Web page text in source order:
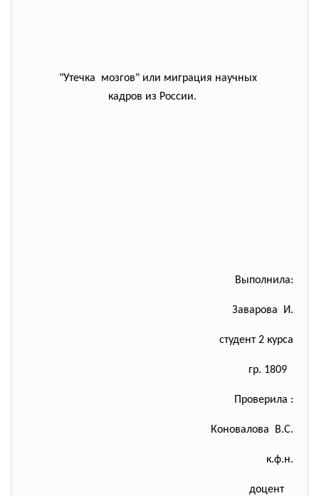
"Утечка мозгов" или миграция научных
кадров из России.
Выполнила:
Заварова И.
студент 2 курса
гр. 1809
Проверила :
Коновалова В.С.
к.ф.н.
доцент